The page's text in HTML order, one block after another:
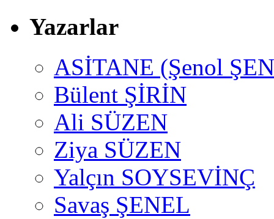
Yazarlar
ASİTANE (Şenol
Bülent ŞİRİN
Ali SÜZEN
Ziya SÜZEN
Yalçın SOYSEVİNÇ
Savaş ŞENEL